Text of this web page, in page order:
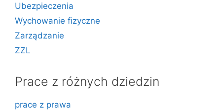
Ubezpieczenia
Wychowanie fizyczne
Zarządzanie
ZZL
Prace z różnych dziedzin
prace z prawa